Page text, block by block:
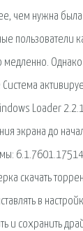
чем нужна
пользователи
медленно. Однако
Loader
экрана до
скачать
в
и сохранить